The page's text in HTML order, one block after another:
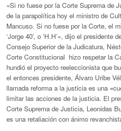
«Si no fuese por la Corte Suprema de
de la parapolítica hoy el ministro de
Mancuso. Si no fuese por la Corte, el
‘Jorge 40’, o ‘H.H’», dijo el presidente
Consejo Superior de la Judicatura,
Corte Constitucional hizo respetar la
hundió el proyecto reeleccionista que
el entonces presidente, Álvaro Uribe
llamada reforma a la justicia es una«
limitar las acciones de la justicia. El
Corte Suprema de Justicia, Leonidas
es una retaliación con ánimo